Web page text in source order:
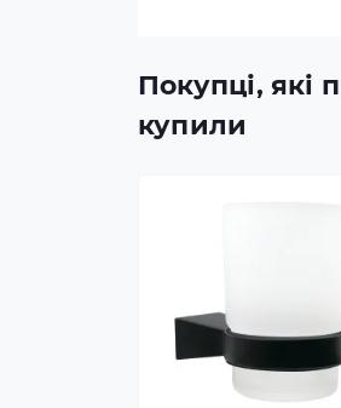
Покупці, які
купили